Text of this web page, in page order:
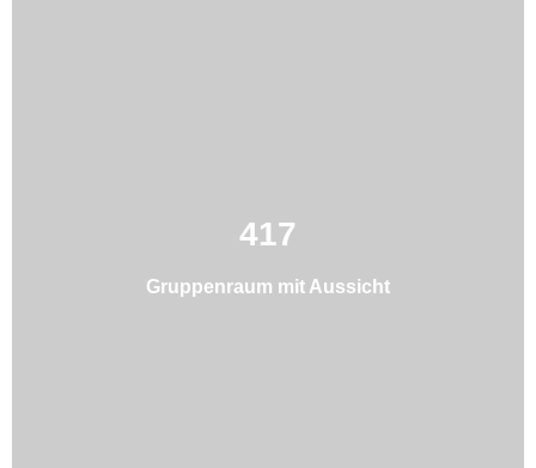
417
Gruppenraum mit Aussicht